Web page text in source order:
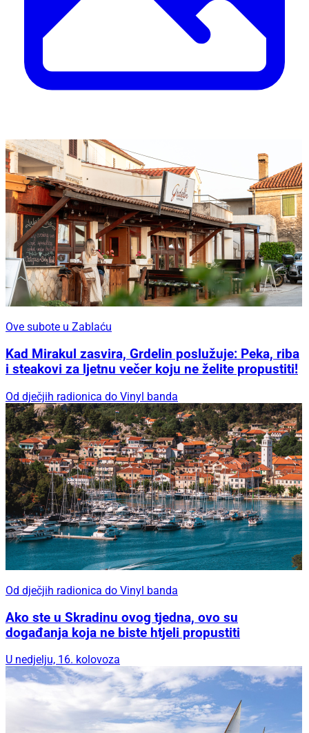
Ove subote u Zablaću
Kad Mirakul zasvira, Grdelin poslužuje: Peka, riba
i steakovi za ljetnu večer koju ne želite propustiti!
Od dječjih radionica do Vinyl banda
Od dječjih radionica do Vinyl banda
Ako ste u Skradinu ovog tjedna, ovo su
događanja koja ne biste htjeli propustiti
U nedjelju, 16. kolovoza